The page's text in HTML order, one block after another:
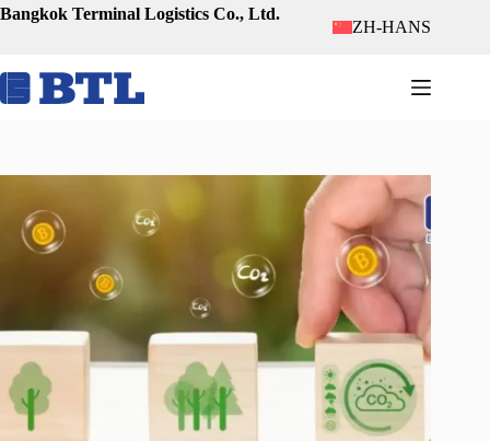
跳
容
Bangkok Terminal Logistics Co., Ltd.
ZH-HANS